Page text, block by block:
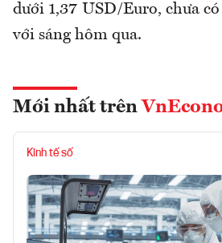
dưới 1,37 USD/Euro, chưa
với sáng hôm qua.
Mới nhất trên
Kinh tế số